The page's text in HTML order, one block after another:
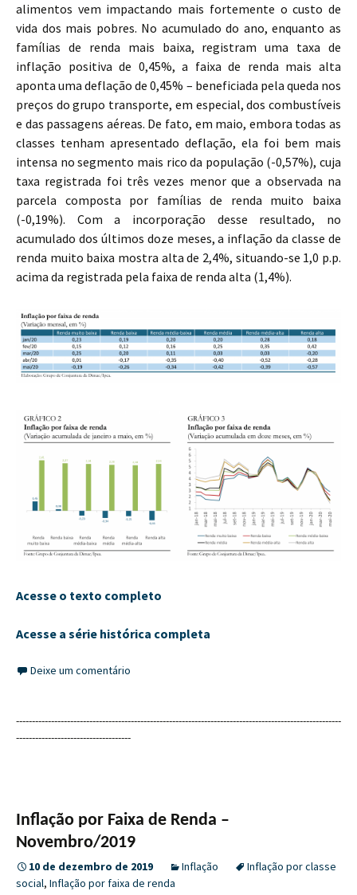
alimentos vem impactando mais fortemente o custo de
vida dos mais pobres. No acumulado do ano, enquanto as
famílias de renda mais baixa, registram uma taxa de
inflação positiva de 0,45%, a faixa de renda mais alta
aponta uma deflação de 0,45% – beneficiada pela queda nos
preços do grupo transporte, em especial, dos combustíveis
e das passagens aéreas. De fato, em maio, embora todas as
classes tenham apresentado deflação, ela foi bem mais
intensa no segmento mais rico da população (-0,57%), cuja
taxa registrada foi três vezes menor que a observada na
parcela composta por famílias de renda muito baixa
(-0,19%). Com a incorporação desse resultado, no
acumulado dos últimos doze meses, a inflação da classe de
renda muito baixa mostra alta de 2,4%, situando-se 1,0 p.p.
acima da registrada pela faixa de renda alta (1,4%).
Acesse o texto completo
Acesse a série histórica completa
Deixe um comentário
------------------------------------------------------------------------------------------------------
------------------------------------
Inflação por Faixa de Renda –
Novembro/2019
10 de dezembro de 2019 Inflação
Inflação por classe
social, Inflação por faixa de renda